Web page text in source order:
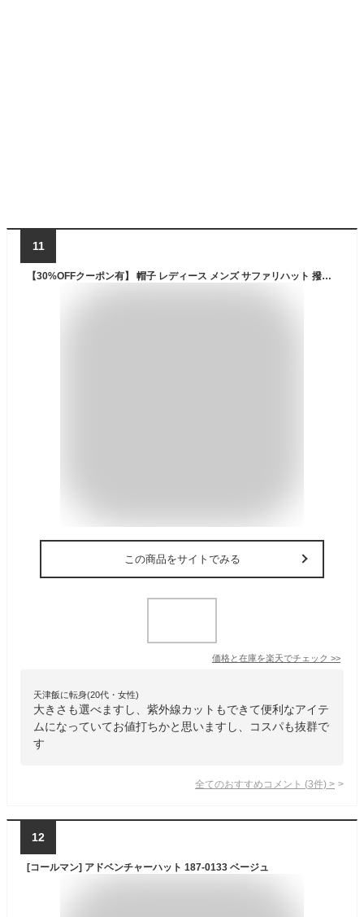
11
【30%OFFクーポン有】 帽子 レディース メンズ サファリハット 撥水帽子 | 紫外線 UV 折りたたみ 撥水 大きいサイズ つば広 あご紐 登山 日焼け防止 レインハット キャンプ UVカット 蒸れない uvカット 紫外線対策 ハイキング 旅行 アウトドア 紐付き
この商品をサイトでみる
価格と在庫を楽天でチェック >>
天津飯に転身(20代・女性)
大きさも選べますし、紫外線カットもできて便利なアイテ
ムになっていてお値打ちかと思いますし、コスパも抜群で
す
全てのおすすめコメント (3件) >
12
[コールマン] アドベンチャーハット 187-0133 ベージュ